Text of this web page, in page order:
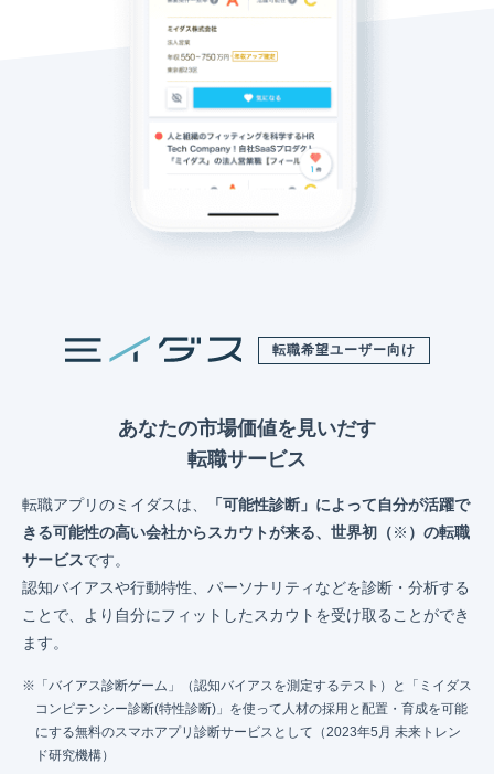
転職希望ユーザー向け
あなたの市場価値を見いだす
転職サービス
転職アプリのミイダスは、
「可能性診断」によって自分が活躍で
きる可能性の高い会社からスカウトが来る、世界初（※ ）の転職
サービスです。
認知バイアスや行動特性、パーソナリティなどを診断・分析する
ことで、より自分にフィットしたスカウトを受け取ることができ
ます。
「バイアス診断ゲーム」（認知バイアスを測定するテスト）と「ミイダス
コンピテンシー診断(特性診断)」を使って人材の採用と配置・育成を可能
にする無料のスマホアプリ診断サービスとして（2023年5月 未来トレン
ド研究機構）